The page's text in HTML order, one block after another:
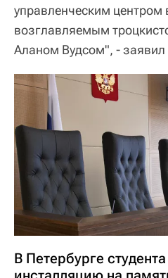
управленческим центром
возглавляемым
Аланом Вудсом", - заявил
В Петербурге